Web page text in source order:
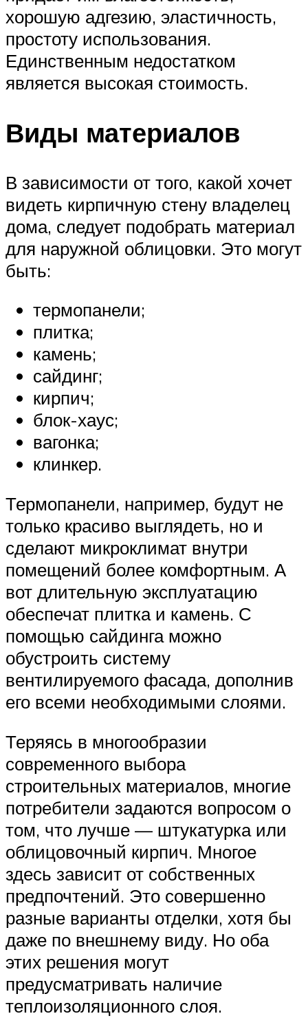
хорошую адгезию, эластичность,
простоту использования.
Единственным недостатком
является высокая стоимость.
Виды материалов
В зависимости от того, какой хочет
видеть кирпичную стену владелец
дома, следует подобрать материал
для наружной облицовки. Это могут
быть:
термопанели;
плитка;
камень;
сайдинг;
кирпич;
блок-хаус;
вагонка;
клинкер.
Термопанели, например, будут не
только красиво выглядеть, но и
сделают микроклимат внутри
помещений более комфортным. А
вот длительную эксплуатацию
обеспечат плитка и камень. С
помощью сайдинга можно
обустроить систему
вентилируемого фасада, дополнив
его всеми необходимыми слоями.
Теряясь в многообразии
современного выбора
строительных материалов, многие
потребители задаются вопросом о
том, что лучше — штукатурка или
облицовочный кирпич. Многое
здесь зависит от собственных
предпочтений. Это совершенно
разные варианты отделки, хотя бы
даже по внешнему виду. Но оба
этих решения могут
предусматривать наличие
теплоизоляционного слоя.